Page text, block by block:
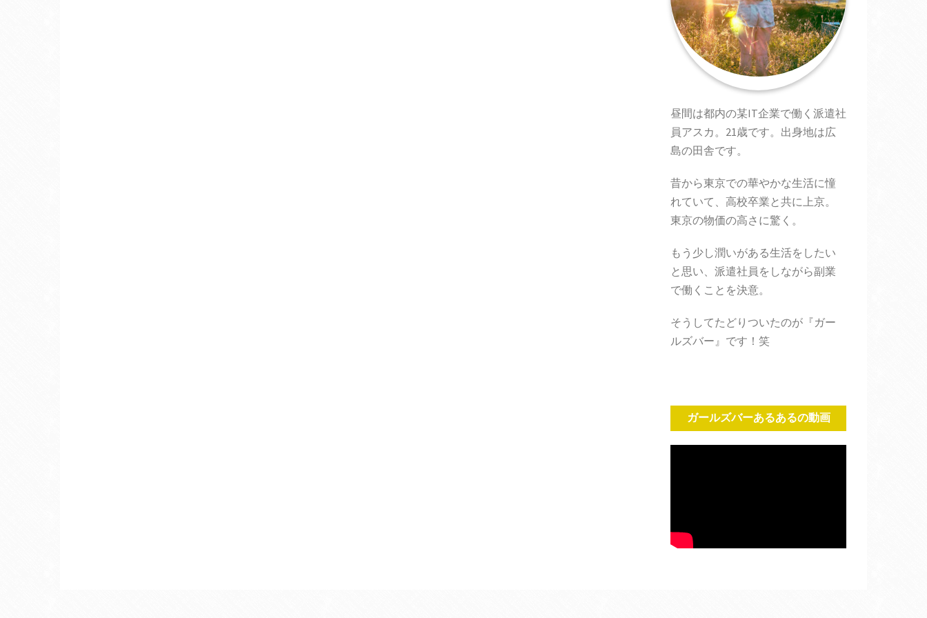
昼間は都内の某IT企業で働く派遣社
員アスカ。21歳です。出身地は広
島の田舎です。
昔から東京での華やかな生活に憧
れていて、高校卒業と共に上京。
東京の物価の高さに驚く。
もう少し潤いがある生活をしたい
と思い、派遣社員をしながら副業
で働くことを決意。
そうしてたどりついたのが『ガー
ルズバー』です！笑
ガールズバーあるあるの動画